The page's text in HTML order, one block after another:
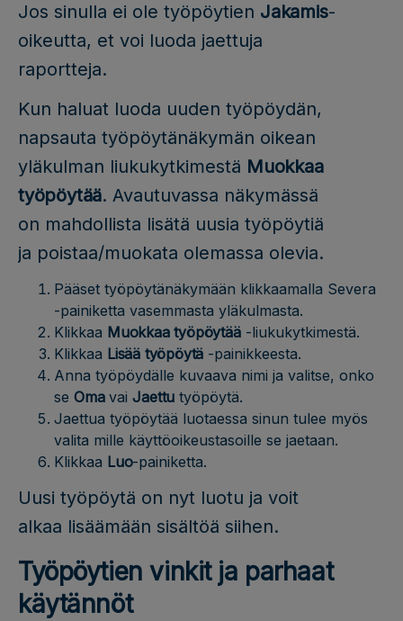
Jos sinulla ei ole työpöytien Jakamis-
oikeutta, et voi luoda jaettuja
raportteja.
Kun haluat luoda uuden työpöydän,
napsauta työpöytänäkymän oikean
yläkulman liukukytkimestä Muokkaa
työpöytää. Avautuvassa näkymässä
on mahdollista lisätä uusia työpöytiä
ja poistaa/muokata olemassa olevia.
Pääset työpöytänäkymään klikkaamalla Severa
-painiketta vasemmasta yläkulmasta.
Klikkaa Muokkaa työpöytää-liukukytkimestä.
Klikkaa Lisää työpöytä -painikkeesta.
Anna työpöydälle kuvaava nimi ja valitse, onko
se OmavaiJaettu työpöytä.
Jaettua työpöytää luotaessa sinun tulee myös
valita mille käyttöoikeustasoille se jaetaan.
Klikkaa Luo-painiketta.
Uusi työpöytä on nyt luotu ja voit
alkaa lisäämään sisältöä siihen.
Työpöytien vinkit ja parhaat
käytännöt